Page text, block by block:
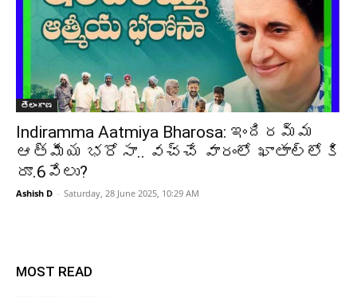
తెలంగాణ
Indiramma Aatmiya Bharosa: ఇందిరమ్మ
ఆత్మీయ భరోసా.. వచ్చే వారంలో ఖాతాల్లోకి
రూ.6వేలు?
Ashish D - Saturday, 28 June 2025, 10:29 AM
MOST READ